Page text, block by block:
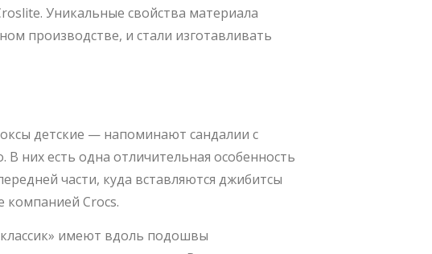
Уникальные свойства материала
производстве, и стали изготавливать
детские — напоминают сандалии с
В них есть одна отличительная особенность
части, куда вставляются джибитсы
компанией Crocs.
имеют вдоль подошвы